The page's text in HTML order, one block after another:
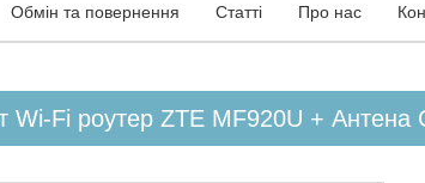
Обмін та повернення Статті Про нас
Wi-Fi роутер ZTE MF920U +